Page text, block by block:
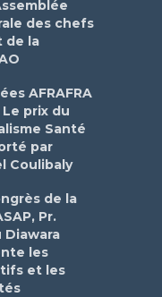
des chefs
de la
AFRAFRA
prix du
Santé
par
Coulibaly
de la
Pr.
Diawara
les
et les